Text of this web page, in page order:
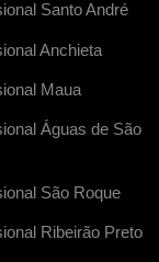
Santo André
Anchieta
Maua
Águas de São
São Roque
Ribeirão Preto